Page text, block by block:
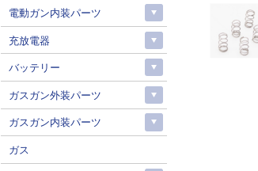
電動ガン内装パーツ
充放電器
バッテリー
ガスガン外装パーツ
ガスガン内装パーツ
ガス